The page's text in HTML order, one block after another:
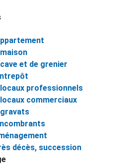
et de grenier
professionnels
commerciaux
décès, succession